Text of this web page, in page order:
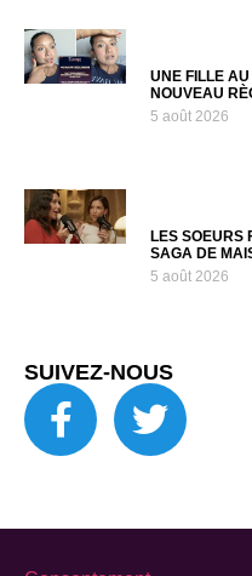
UNE FILLE AU
NOUVEAU
5 août 2026
LES SOEURS
SAGA DE
5 août 2026
SUIVEZ-NOUS